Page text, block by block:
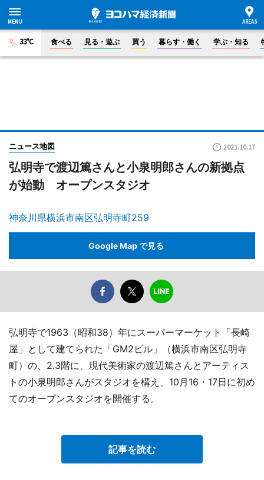
33°C 食べる 見る・遊ぶ 買う 暮らす・働く 学ぶ・知る
ニュース地図 2021.10.17
弘明寺で渡辺篤さんと小泉明郎さんの新拠点
が始動 オープンスタジオ
神奈川県横浜市南区弘明寺町259
Google Map で見る
弘明寺で1963（昭和38）年にスーパーマーケット「長崎
屋」として建てられた「GM2ビル」（横浜市南区弘明寺
町）の、2.3階に、現代美術家の渡辺篤さんとアーティス
トの小泉明郎さんがスタジオを構え、10月16・17日に初め
てのオープンスタジオを開催する。
記事を読む